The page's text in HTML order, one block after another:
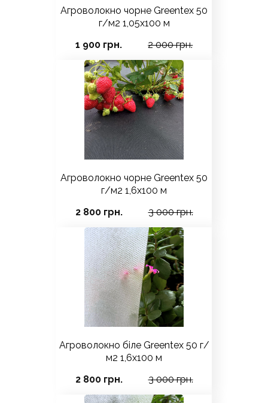
Агроволокно чорне Greentex 50
г/м2 1,05x100 м
1 900 грн.
2 000 грн.
Агроволокно чорне Greentex 50
г/м2 1,6x100 м
2 800 грн.
3 000 грн.
Агроволокно біле Greentex 50 г/
м2 1,6x100 м
2 800 грн.
3 000 грн.